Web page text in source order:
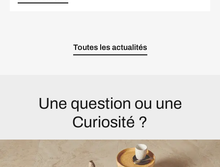
Toutes les actualités
Une question ou une
Curiosité ?